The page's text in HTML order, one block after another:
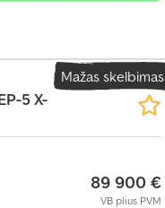
Mažas skelbimas
5 X-
89 900 €
VB plius PVM